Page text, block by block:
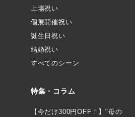
上場祝い
個展開催祝い
誕生日祝い
結婚祝い
すべてのシーン
特集・コラム
【今だけ300円OFF！】"母の